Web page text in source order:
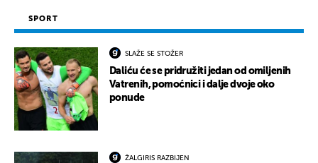
SPORT
SLAŽE SE STOŽER
Daliću će se pridružiti jedan od omiljenih
Vatrenih, pomoćnici i dalje dvoje oko
ponude
ŽALGIRIS RAZBIJEN